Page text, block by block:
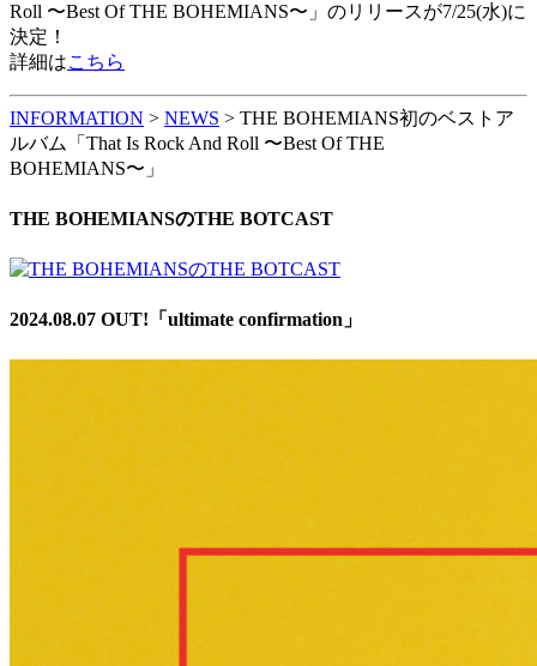
Roll 〜Best Of THE BOHEMIANS〜」のリリースが7/25(水)に
決定！
詳細はこちら
INFORMATION > NEWS > THE BOHEMIANS初のベストア
ルバム「That Is Rock And Roll 〜Best Of THE
BOHEMIANS〜」
THE BOHEMIANSのTHE BOTCAST
2024.08.07 OUT!「ultimate confirmation」